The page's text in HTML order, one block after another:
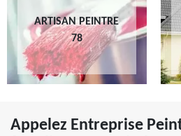
ARTISAN PEINTRE
78
Appelez Entreprise